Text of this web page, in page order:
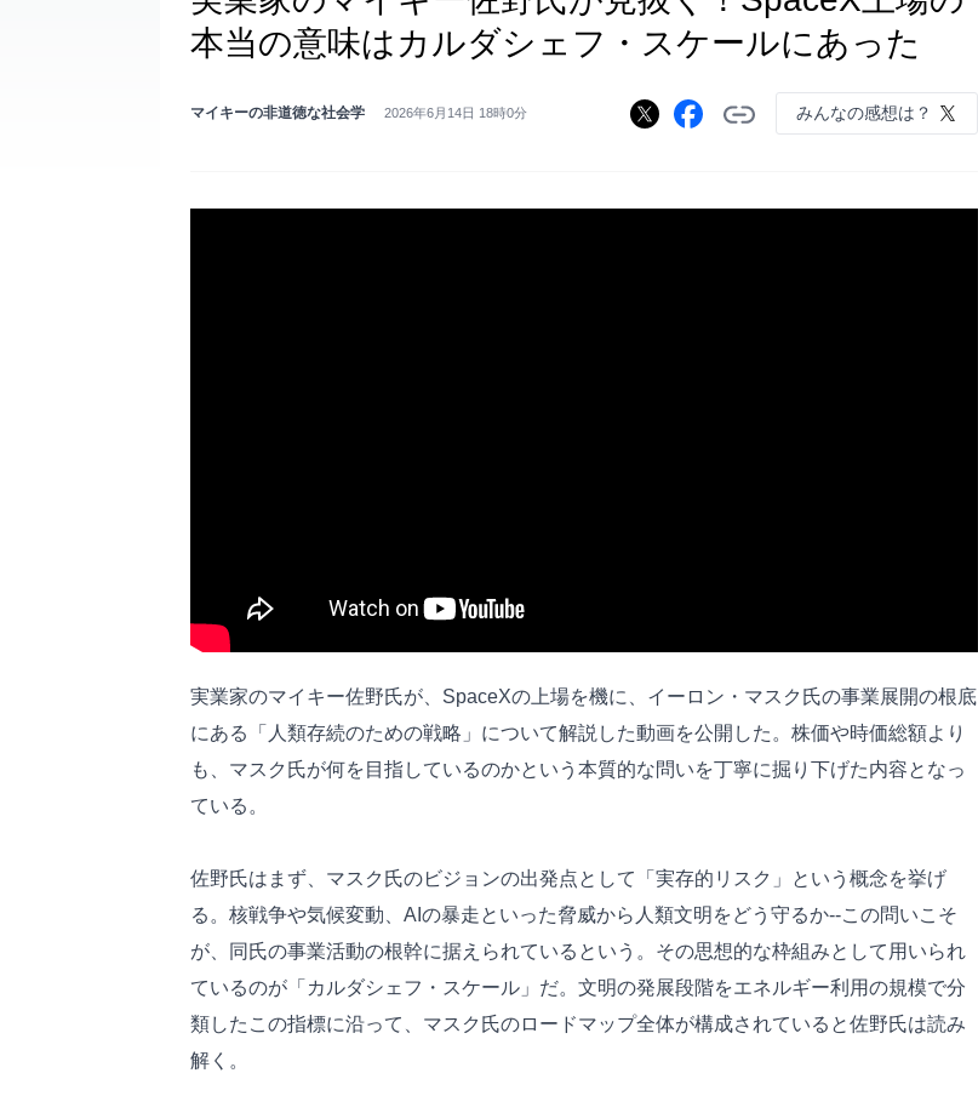
本当の意味はカルダシェフ・スケールにあった
マイキーの非道徳な社会学 2026年6月14日 18時0分 みんなの感想は？
実業家のマイキー佐野氏が、SpaceXの上場を機に、イーロン・マスク氏の事業展開の根底
にある「人類存続のための戦略」について解説した動画を公開した。株価や時価総額より
も、マスク氏が何を目指しているのかという本質的な問いを丁寧に掘り下げた内容となっ
ている。
佐野氏はまず、マスク氏のビジョンの出発点として「実存的リスク」という概念を挙げ
る。核戦争や気候変動、AIの暴走といった脅威から人類文明をどう守るか--この問いこそ
が、同氏の事業活動の根幹に据えられているという。その思想的な枠組みとして用いられ
ているのが「カルダシェフ・スケール」だ。文明の発展段階をエネルギー利用の規模で分
類したこの指標に沿って、マスク氏のロードマップ全体が構成されていると佐野氏は読み
解く。